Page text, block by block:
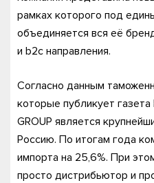
рамках которого под
объединяется вся её
и b2c направления.
Согласно данным
которые публикует
GROUP является
Россию. По итогам года
импорта на 25,6%. При
просто дистрибьютор и